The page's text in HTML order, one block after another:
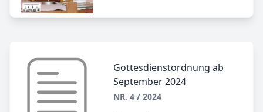
Gottesdienstordnung ab
September 2024
NR. 4 / 2024